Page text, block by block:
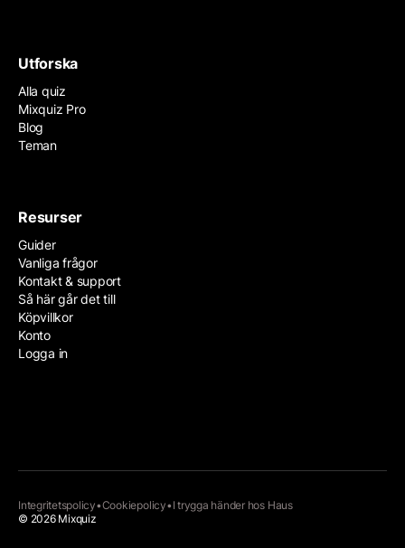
Utforska
Alla quiz
Mixquiz Pro
Blog
Teman
Resurser
Guider
Vanliga frågor
Kontakt & support
Så här går det till
Köpvillkor
Konto
Logga in
© 2026 Mixquiz
Integritetspolicy•Cookiepolicy•I trygga händer hos Haus